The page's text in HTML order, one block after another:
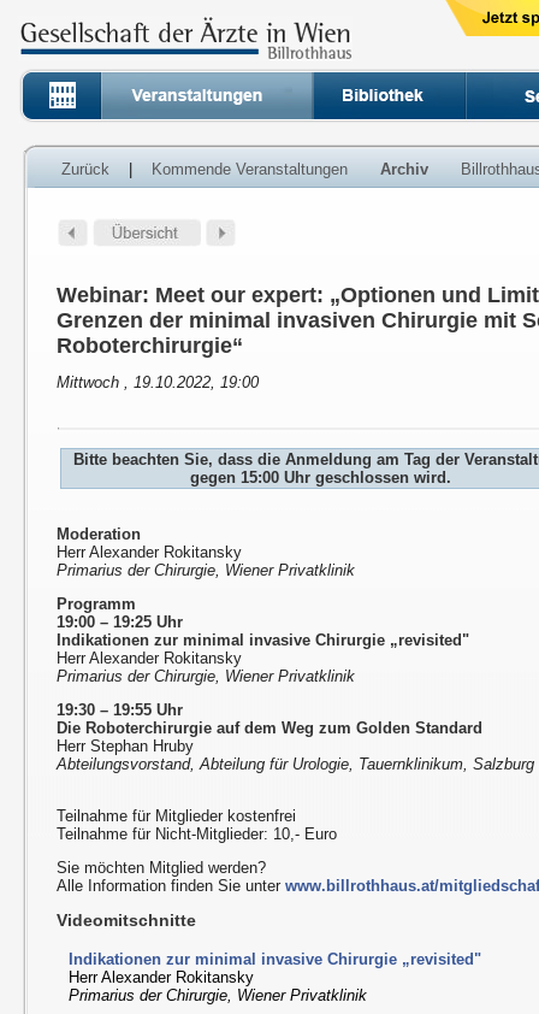
Zurück Kommende Veranstaltungen Archiv
Webinar: Meet our expert: „Optionen und
Grenzen der minimal invasiven Chirurgie mit
Roboterchirurgie“
Mittwoch , 19.10.2022, 19:00
Bitte beachten Sie, dass die Anmeldung am Tag der
gegen 15:00 Uhr geschlossen wird.
Moderation
Herr Alexander Rokitansky
Primarius der Chirurgie, Wiener Privatklinik
Programm
19:00 – 19:25 Uhr
Indikationen zur minimal invasive Chirurgie „revisited"
Herr Alexander Rokitansky
Primarius der Chirurgie, Wiener Privatklinik
19:30 – 19:55 Uhr
Die Roboterchirurgie auf dem Weg zum Golden Standard
Herr Stephan Hruby
Abteilungsvorstand, Abteilung für Urologie, Tauernklinikum, Salzburg
Teilnahme für Mitglieder kostenfrei
Teilnahme für Nicht-Mitglieder: 10,- Euro
Sie möchten Mitglied werden?
Alle Information finden Sie unterwww.billrothhaus.at/
Videomitschnitte
Indikationen zur minimal invasive Chirurgie „revisited"
Herr Alexander Rokitansky
Primarius der Chirurgie, Wiener Privatklinik